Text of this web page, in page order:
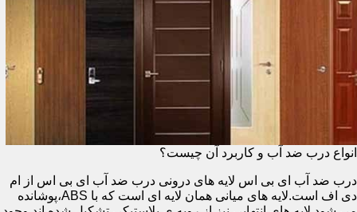
انواع درب ضد آب و کاربرد آن چیست؟
درب ضد آب ای بی اس لایه های درونی درب ضد آب ای بی اس از ام
دی اف است.لایه های میانی همان لایه ای است که با ABS،پوشانده